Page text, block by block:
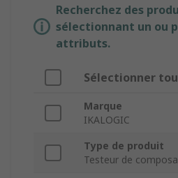
Recherchez des
sélectionnant un ou
attributs.
Sélectionner
Marque
IKALOGIC
Type de produit
Testeur de